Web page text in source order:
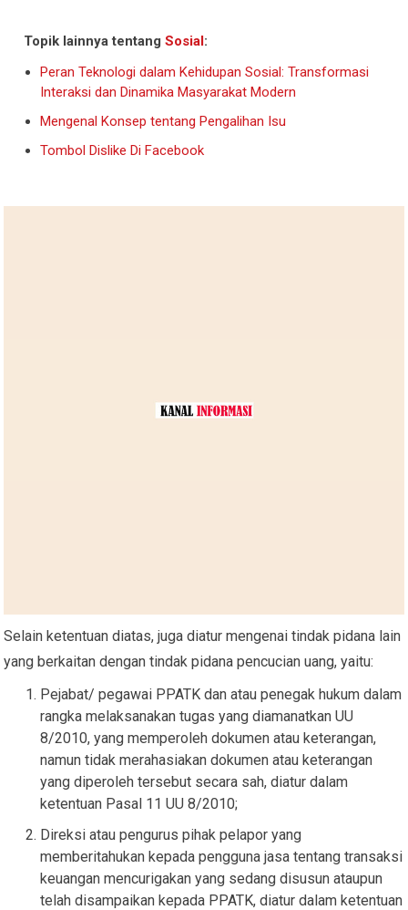
Topik lainnya tentangSosial:
Peran Teknologi dalam Kehidupan Sosial: Transformasi
Interaksi dan Dinamika Masyarakat Modern
Mengenal Konsep tentang Pengalihan Isu
Tombol Dislike Di Facebook
Selain ketentuan diatas, juga diatur mengenai tindak pidana lain
yang berkaitan dengan tindak pidana pencucian uang, yaitu:
Pejabat/ pegawai PPATK dan atau penegak hukum dalam
rangka melaksanakan tugas yang diamanatkan UU
8/2010, yang memperoleh dokumen atau keterangan,
namun tidak merahasiakan dokumen atau keterangan
yang diperoleh tersebut secara sah, diatur dalam
ketentuan Pasal 11 UU 8/2010;
Direksi atau pengurus pihak pelapor yang
memberitahukan kepada pengguna jasa tentang transaksi
keuangan mencurigakan yang sedang disusun ataupun
telah disampaikan kepada PPATK, diatur dalam ketentuan